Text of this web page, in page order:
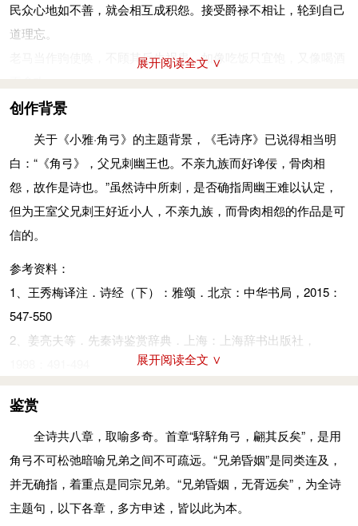
饇：饱。孔：恰如其分。
属。
猴子爬树不用教，如泥涂墙容易牢。君子善政去引导，小民自然
跟着跑。
猱：猿类，善攀援。涂：泥土。附：沾着。徽：美。猷：道。
与：从，属，依附。
雨雪瀌
雪花落下满天飘，一见阳光全融销。居于上位不谦恭，别人学样
耍高傲。
瀌瀌：下雪很盛的样子。晛：日气。遗：通“隤”，柔顺的样子。
式：用，因也。娄：借为“屡”。
雨雪浮浮，见晛曰流。如蛮如髦(máo) ，我是用忧。
深烦忧。
浮浮：与“瀌瀌”义同。蛮、髦：南蛮与夷髦，古代对西南少数民
族的称呼。
本节内容由匿名网友上传，原作者已无法考证。以上内容仅供学
习参考，其观点不代表本站立场。
民众心地如不善，就会相互成积怨。接受爵禄不相让，轮到自己
道理忘。
老马当作驹使唤，不顾其后生祸患。如像吃饭只宜饱，又像喝酒
猴子爬树不用教，如泥涂墙容易牢。君子善政去引导，小民自然
角弓：两端用兽角装饰的弓。
骍（xīng）骍：弦和弓调和的样子。
翩：此指反过来弯曲的样子。
昏姻：即“婚姻”，指姻亲。
胥（xū）：相。远：疏远。
教：教导。
效：仿效，效法。
令：善。
绰绰：宽裕舒缓的样子。裕：宽大。
不令：不善，指兄弟不相友善。
展开阅读全文 ∨
创作背景
关于《小雅·角弓》的主题背景，《毛诗序》已说得相当明
白：“《角弓》，父兄刺幽王也。不亲九族而好谗佞，骨肉相
怨，故作是诗也。”虽然诗中所刺，是否确指周幽王难以认定，
但为王室父兄刺王好近小人，不亲九族，而骨肉相怨的作品是可
信的。
参考资料：
1、王秀梅译注．诗经（下）：雅颂．北京：中华书局，2015：
547-550
2、姜亮夫等．先秦诗鉴赏辞典．上海：上海辞书出版社，
展开阅读全文 ∨
鉴赏
全诗共八章，取喻多奇。首章“騂騂角弓，翩其反矣”，是用
角弓不可松弛暗喻兄弟之间不可疏远。“兄弟昏姻”是同类连及，
并无确指，着重点是同宗兄弟。“兄弟昏姻，无胥远矣”，为全诗
主题句，以下各章，多方申述，皆以此为本。